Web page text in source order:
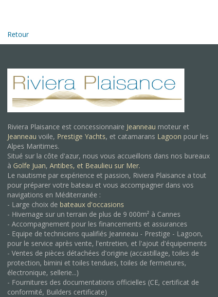
Retour
Riviera Plaisance est concessionnaire Jeanneau moteur et
Jeanneau voile, Prestige Yachts, et catamarans Lagoon pour les
Alpes Maritimes.
Situé sur la côte d'azur, nous vous accueillons dans nos bureaux
à Golfe Juan, Antibes, et Beaulieu sur Mer.
Le nautisme par expérience et passion, Riviera Plaisance a tout
pour préparer votre bateau et vous accompagner dans vos
navigations en Méditerranée :
- Large choix de bateaux d'occasions
- Hivernage sur un terrain de plus de 9 000m² à Cannes
- Accompagnement pour les financements et assurances
- Equipe de techniciens qualifiés Jeanneau - Prestige - Lagoon,
pour le service après vente, l'entretien, et l'ajout d'équipements
- Ventes de pièces détachées d'origine (accastillage, toiles de
protection, bimini et toiles tendues, toiles de fermetures,
électronique, sellerie...)
- Fournitures des documentations officielles (CE, certificat de
conformité, Builders certificate)